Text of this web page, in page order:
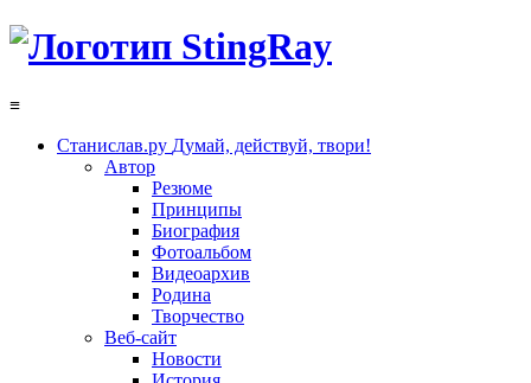
≡
Станислав.ру Думай, действуй, твори!
Автор
Резюме
Принципы
Биография
Фотоальбом
Видеоархив
Родина
Творчество
Веб-сайт
Новости